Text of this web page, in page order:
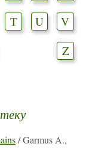
T U
V
Z
/ Garmus A.,